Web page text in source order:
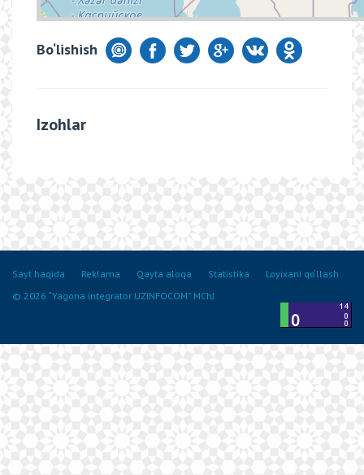
Bo‘lishish
Izohlar
Sayt haqida Reklama Qayta aloqa Statistika
Loyixani qo‘llash
© 2026 “Yagona integrator UZINFOCOM” MChJ